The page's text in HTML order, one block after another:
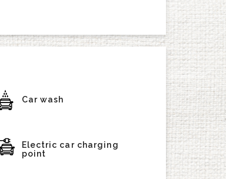
Car wash
Electric car charging
point